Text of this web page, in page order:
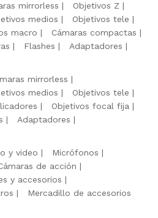
mirrorless
Objetivos Z
medios
Objetivos tele
macro
Cámaras compactas
Flashes
Adaptadores
mirrorless
medios
Objetivos tele
Objetivos focal fija
Adaptadores
y video
Micrófonos
de acción
y accesorios
Mercadillo de accesorios